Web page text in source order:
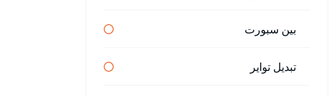
بين سبورت
تبديل تواير